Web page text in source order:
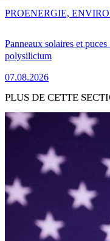
Panneaux solaires et
polysilicium
07.08.2026
PROENERGIE,
PLUS DE CETTE